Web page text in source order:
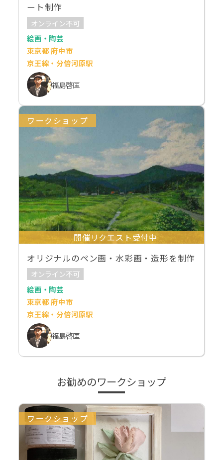
ート制作
オンライン不可
絵画・陶芸
東京都 府中市
京王線・分倍河原駅
福島啓匡
ワークショップ
開催リクエスト受付中
オリジナルのペン画・水彩画・造形を制作
オンライン不可
絵画・陶芸
東京都 府中市
京王線・分倍河原駅
福島啓匡
お勧めのワークショップ
ワークショップ